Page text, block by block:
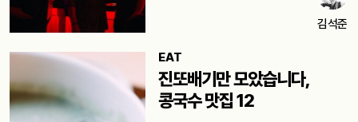
김석준
EAT
진또배기만 모았습니다,
콩국수 맛집 12